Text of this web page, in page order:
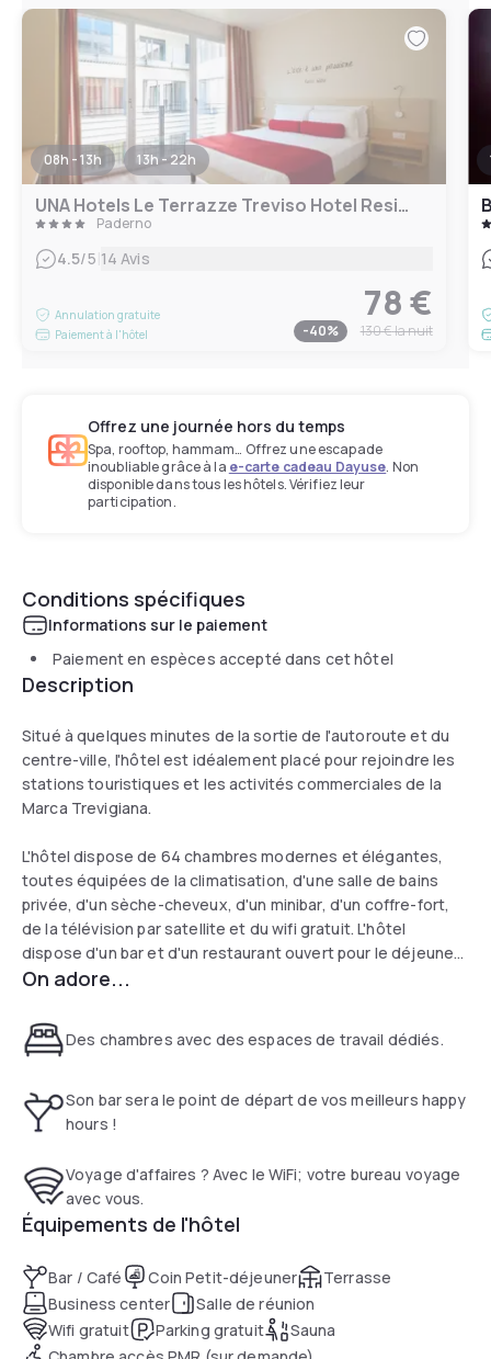
08h - 13h 13h - 22h
UNA Hotels Le Terrazze Treviso Hotel Residence
Paderno
4.5/5 14 Avis
Annulation gratuite
Paiement à l'hôtel
78 €
-40% 130 €la nuit
Offrez une journée hors du temps
Spa, rooftop, hammam… Offrez une escapade
inoubliable grâce à la e-carte cadeau Dayuse. Non
disponible dans tous les hôtels. Vérifiez leur
participation.
Conditions spécifiques
Informations sur le paiement
Paiement en espèces accepté dans cet hôtel
Description
Situé à quelques minutes de la sortie de l'autoroute et du
centre-ville, l'hôtel est idéalement placé pour rejoindre les
stations touristiques et les activités commerciales de la
Marca Trevigiana.
L'hôtel dispose de 64 chambres modernes et élégantes,
toutes équipées de la climatisation, d'une salle de bains
privée, d'un sèche-cheveux, d'un minibar, d'un coffre-fort,
de la télévision par satellite et du wifi gratuit. L'hôtel
dispose d'un bar et d'un restaurant ouvert pour le déjeuner
et le dîner.
On adore...
Des chambres avec des espaces de travail dédiés.
Son bar sera le point de départ de vos meilleurs happy
hours !
Voyage d'affaires ? Avec le WiFi; votre bureau voyage
avec vous.
Équipements de l'hôtel
Bar / Café Coin Petit-déjeuner
Terrasse
Business center
Salle de réunion
Wifi gratuit
Parking gratuit
Sauna